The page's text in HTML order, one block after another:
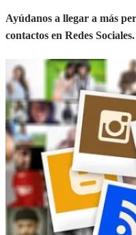
Ayúdanos a llegar a más
contactos en Redes Sociales.